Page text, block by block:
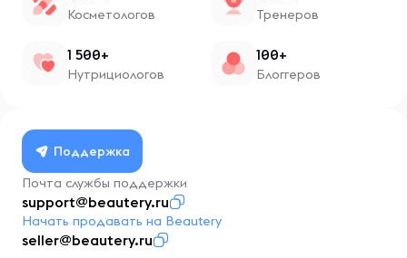
Косметологов Тренеров
1 500+
Нутрициологов
100+
Блоггеров
Поддержка
Почта службы поддержки
support@beautery.ru
Начать продавать на Beautery
seller@beautery.ru